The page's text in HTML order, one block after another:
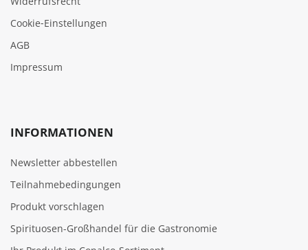
Cookie‑Einstellungen
AGB
Impressum
INFORMATIONEN
Newsletter abbestellen
Teilnahmebedingungen
Produkt vorschlagen
Spirituosen-Großhandel für die Gastronomie